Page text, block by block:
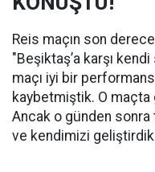
Reis maçın son
"Beşiktaş’a karşı kendi
maçı iyi bir
kaybetmiştik. O maçta
Ancak o günden
ve kendimizi